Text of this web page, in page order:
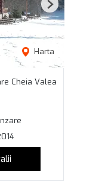
Harta
Next
Cheia Valea